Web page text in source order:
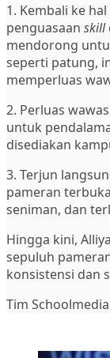
1. Kembali ke
penguasaan skill
mendorong
seperti patung,
memperluas
2. Perluas
untuk
disediakan
3. Terjun
pameran
seniman, dan
Hingga kini,
sepuluh
konsistensi dan
Tim Schoolmedia